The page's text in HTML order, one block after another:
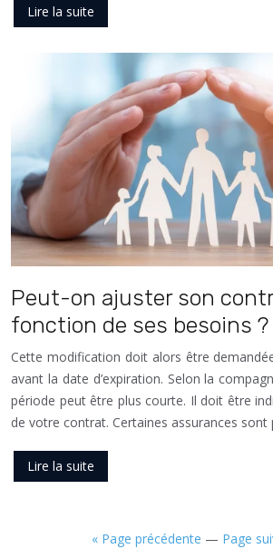
Lire la suite
Peut-on ajuster son
fonction de ses besoins ?
Cette modification doit alors être
avant la date d’expiration. Selon la
période peut être plus courte. Il doit être
de votre contrat. Certaines assurances
Lire la suite
« Page précédente — Page